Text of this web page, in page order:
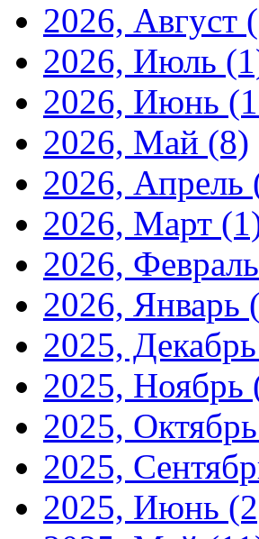
2026, Август
2026, Июль
2026, Июнь
2026, Май (8)
2026, Апрель
2026, Март
2026, Февраль
2026, Январь
2025, Декабрь
2025, Ноябрь
2025, Октябрь
2025,
2025, Июнь